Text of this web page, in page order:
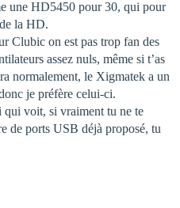
une HD5450 pour 30, qui pour
la HD.
Clubic on est pas trop fan des
assez nuls, même si t’as
normalement, le Xigmatek a un
je préfère celui-ci.
qui voit, si vraiment tu ne te
de ports USB déjà proposé, tu